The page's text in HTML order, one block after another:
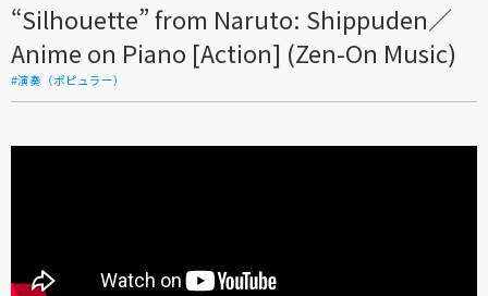
“Silhouette” from Naruto: Shippuden／
Anime on Piano [Action] (Zen-On Music)
#演奏（ポピュラー）